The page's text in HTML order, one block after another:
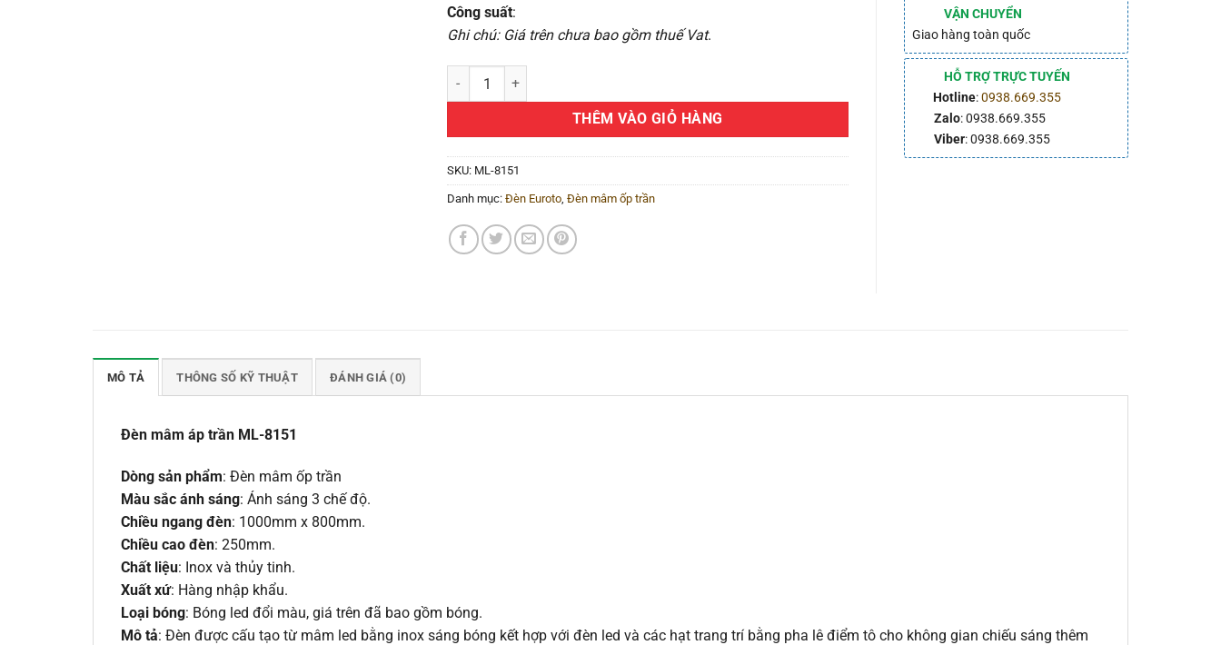
Công suất:
Ghi chú: Giá trên chưa bao gồm thuế Vat.
Đèn mâm áp trần ML-8151 số lượng
THÊM VÀO GIỎ HÀNG
SKU: ML-8151
Danh mục: Đèn Euroto, Đèn mâm ốp trần
VẬN CHUYỂN
Giao hàng toàn quốc
HỖ TRỢ TRỰC TUYẾN
Hotline:0938.669.355
Zalo: 0938.669.355
Viber: 0938.669.355
MÔ TẢ THÔNG SỐ KỸ THUẬT ĐÁNH GIÁ (0)
Đèn mâm áp trần ML-8151
Dòng sản phẩm: Đèn mâm ốp trần
Màu sắc ánh sáng: Ánh sáng 3 chế độ.
Chiều ngang đèn: 1000mm x 800mm.
Chiều cao đèn: 250mm.
Chất liệu: Inox và thủy tinh.
Xuất xứ: Hàng nhập khẩu.
Loại bóng: Bóng led đổi màu, giá trên đã bao gồm bóng.
Mô tả: Đèn được cấu tạo từ mâm led bằng inox sáng bóng kết hợp với đèn led và các hạt trang trí bằng pha lê điểm tô cho không gian chiếu sáng thêm